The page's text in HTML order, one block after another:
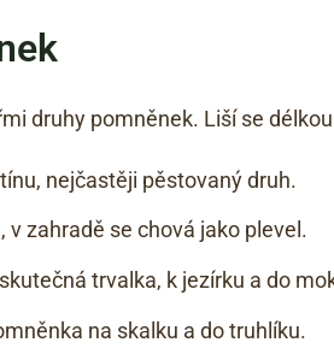
druhy pomněnek. Liší se
nejčastěji pěstovaný druh.
zahradě se chová jako plevel.
trvalka, k jezírku a do
na skalku a do truhlíku.